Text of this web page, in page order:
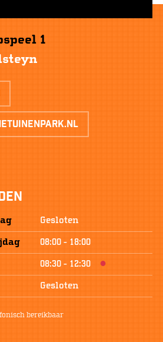
1
Gesloten
08:00 - 18:00
08:30 - 12:30
Gesloten
bereikbaar